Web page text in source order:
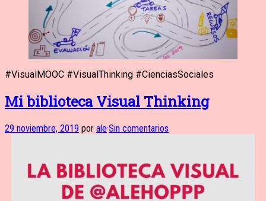
#VisualMOOC #VisualThinking #CienciasSociales
Mi biblioteca Visual Thinking
29 noviembre, 2019 por ale·Sin comentarios